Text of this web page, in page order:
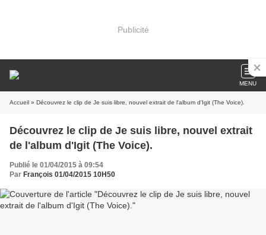
Publicité
MENU
Accueil » Découvrez le clip de Je suis libre, nouvel extrait de l'album d'Igit (The Voice).
Découvrez le clip de Je suis libre, nouvel extrait
de l'album d'Igit (The Voice).
Publié le 01/04/2015 à 09:54
Par François 01/04/2015 10H50